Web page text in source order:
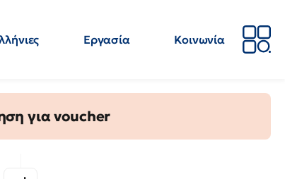
Εργασία
Κοινωνία
για voucher